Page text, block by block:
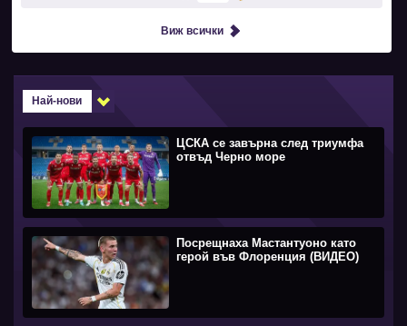
Виж всички
Най-нови
ЦСКА се завърна след триумфа
отвъд Черно море
Посрещнаха Мастантуоно като
герой във Флоренция (ВИДЕО)